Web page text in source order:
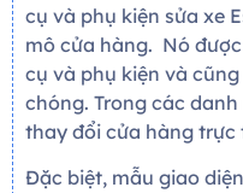
cụ và phụ kiện sửa xe
mô cửa hàng. Nó
cụ và phụ kiện và
chóng. Trong các
thay đổi cửa hàng trực
Đặc biệt, mẫu giao